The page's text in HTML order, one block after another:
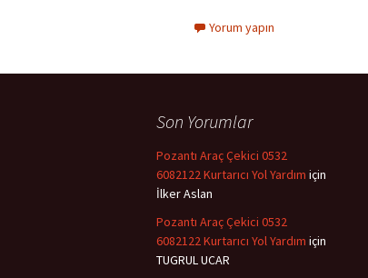
Yorum yapın
Son Yorumlar
Pozantı Araç Çekici 0532
6082122 Kurtarıcı Yol Yardım için
İlker Aslan
Pozantı Araç Çekici 0532
6082122 Kurtarıcı Yol Yardım için
TUGRUL UCAR